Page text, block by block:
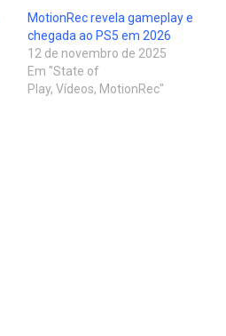
MotionRec revela gameplay e
chegada ao PS5 em 2026
12 de novembro de 2025
Em "State of
Play, Vídeos, MotionRec"